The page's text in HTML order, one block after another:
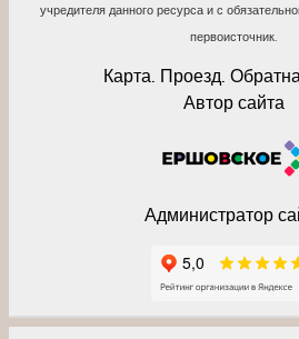
учредителя данного ресурса и с
первоисточник.
Карта. Проезд.
Автор сайта
Администратор